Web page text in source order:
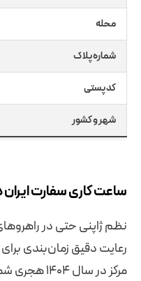
محله
شماره پلاک
کد پستی
شهر و کشور
ساعت کاری سفارت ایران
نظم ژاپنی حتی در
رعایت دقیق زمان‌بندی
مرکز در